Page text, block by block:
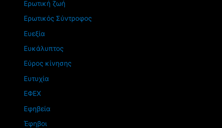
Ερωτική ζωή
Ερωτικός Σύντροφος
Ευεξία
Ευκάλυπτος
Εύρος κίνησης
Ευτυχία
ΕΦΕΧ
Εφηβεία
Έφηβοι